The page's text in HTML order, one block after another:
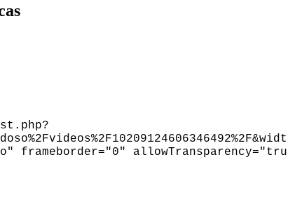
frameborder="0"